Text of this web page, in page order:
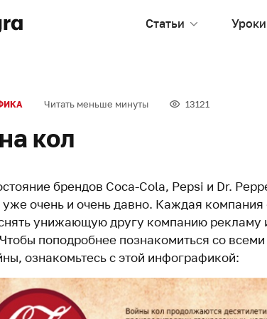
Статьи Уроки
Читать меньше минуты 13121
кол
брендов Coca-Cola, Pepsi и Dr.
уже очень и очень давно. Каждая компания
унижающую другу компанию рекламу
поподробнее познакомиться со
ознакомьтесь с этой инфографикой: